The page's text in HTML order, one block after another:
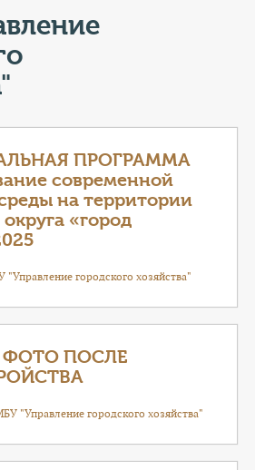
ПРОГРАММА
современной
на территории
«город
"Управление городского хозяйства"
ФОТО ПОСЛЕ
"Управление городского хозяйства"